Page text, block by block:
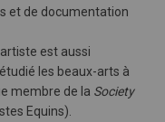
et de documentation
est aussi
les beaux-arts à
membre de la Society
Equins).